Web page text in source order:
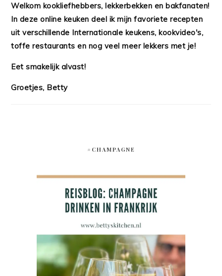
Welkom kookliefhebbers, lekkerbekken en bakfanaten!
In deze online keuken deel ik mijn favoriete recepten
uit verschillende Internationale keukens, kookvideo's,
toffe restaurants en nog veel meer lekkers met je!
Eet smakelijk alvast!
Groetjes, Betty
#CHAMPAGNE